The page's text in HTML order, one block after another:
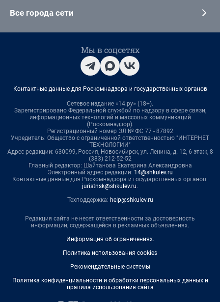
Все города сети
Мы в соцсетях
Контактные данные для Роскомнадзора и государственных органов
Сетевое издание «14.ру» (18+).
Зарегистрировано Федеральной службой по надзору в сфере связи,
информационных технологий и массовых коммуникаций
(Роскомнадзор).
Регистрационный номер ЭЛ № ФС 77 - 87892
Учредитель: Общество с ограниченной ответственностью "ИНТЕРНЕТ
ТЕХНОЛОГИИ"
Адрес редакции: 630099, Россия, Новосибирск, ул. Ленина, д. 12, 6 этаж, 8
(383) 212-52-52
Главный редактор: Шайтанова Екатерина Александровна
Электронный адрес редакции: 14@shkulev.ru
Контактные данные для Роскомнадзора и государственных органов:
juristnsk@shkulev.ru.
Техподдержка: help@shkulev.ru
Редакция сайта не несет ответственности за достоверность
информации, содержащейся в рекламных объявлениях.
Информация об ограничениях.
Политика использования cookies
Рекомендательные системы
Политика конфиденциальности и обработки персональных данных и
правила использования сайта